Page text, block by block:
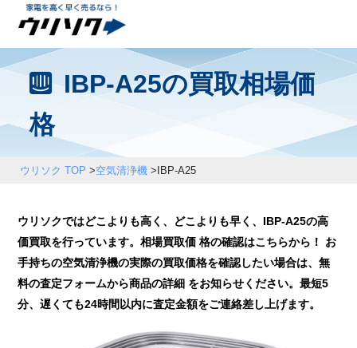
IBP-A25の買取相場価
格
ウリソク TOP >空気清浄機> IBP-A25
ウリソクではどこよりも高く、どこよりも早く、IBP-A25の高
価買取を行っています。相場買取価 格の確認はこちらから！ お
手持ちの空気清浄機の実際の買取価格を確認したい場合は、無
料の査定フォームから商品の詳細 をお知らせください。最短5
分、遅くても24時間以内に査定金額をご連絡差し上げます。